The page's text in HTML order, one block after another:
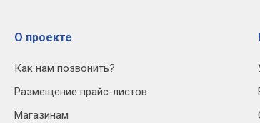
О проекте
Как нам позвонить?
Размещение прайс-листов
Магазинам